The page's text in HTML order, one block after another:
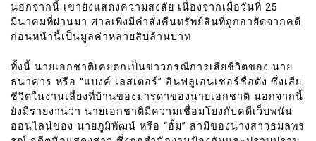
นอกจากนี้ เขายังแสดงความสงสัย เนื่องจากเมื่อวันที่ 25
มีนาคมที่ผ่านมา ศาลเพิ่งมีคำสั่งคืนทรัพย์สินที่ถูกอายัดจากคดี
ก่อนหน้านี้เป็นมูลค่าหลายสิบล้านบาท
ทั้งนี้ นายเอกชาติเคยตกเป็นข่าวกรณีการเสียชีวิตของ นาย
ธนาคาร หรือ “แบงค์ เลสเตอร์” อินฟลูเอนเซอร์ชื่อดัง ซึ่งเสีย
ชีวิตในงานเลี้ยงที่บ้านของมารดาของนายเอกชาติ นอกจากนี้
ยังมีรายงานว่า นายเอกชาติมีความเชื่อมโยงกับคดีเว็บพนัน
ออนไลน์ของ นายภูมิพัฒน์ หรือ “อั้ม” สามีของนางสาวธมลพร